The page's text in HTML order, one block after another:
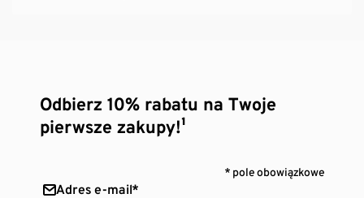
Odbierz 10% rabatu na Twoje
pierwsze zakupy!¹
* pole obowiązkowe
Adres e-mail*